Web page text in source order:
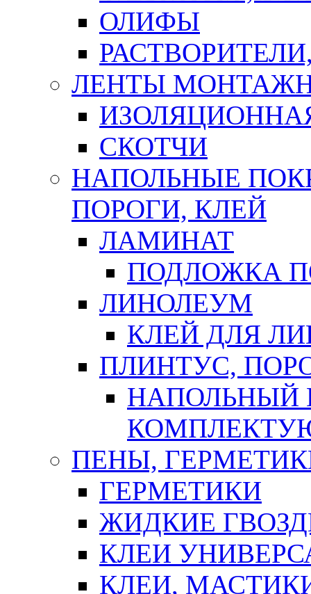
ОЛИФЫ
ЛЕНТЫ
СКОТЧИ
НАПОЛЬНЫЕ
ПОРОГИ, КЛЕЙ
ЛАМИНАТ
ПОДЛОЖКА
ЛИНОЛЕУМ
КЛЕЙ ДЛЯ
ПЛИНТУС,
НАПОЛЬНЫЙ
ПЕНЫ,
ГЕРМЕТИКИ
ЖИДКИЕ
КЛЕИ
КЛЕИ,